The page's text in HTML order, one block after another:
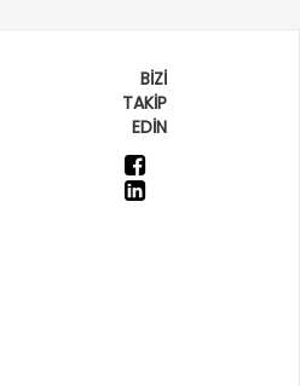
BİZİ
TAKİP
EDİN